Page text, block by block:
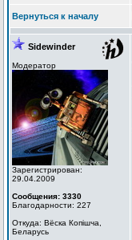
Вернуться к началу
Sidewinder
Модератор
Зарегистрирован:
29.04.2009
Сообщения: 3330
Благодарности: 227
Откуда: Вёска Копішча,
Беларусь